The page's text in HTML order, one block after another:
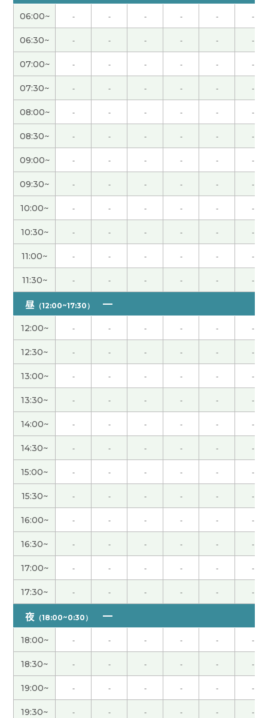
谢谢
很高兴认识你 和你的聊天跟学习很有意思 开朗 聪明
漂亮 温柔的老师非常棒
非常感謝 下次見( 40代 男性 )
謝謝您跟我一起練習!!下次也請多多關照。
( 30代 女
性 )
謝謝您跟我一起聊天!!很開心,很期待下次見面。
代 女性 )
我愿意再工作但是为了公司不能挣钱。辞职以后不
能过规律的生活。下次再见吧。( 男性 )
美人な先生で発音も良く聞き取れて良かったです。
明日もよろしくお願いします。( 60代 男性 )
我知道清明节的一部分内容。中国人珍惜祖先。重
视清明节。下次再见吧。( 男性 )
我下次换车的时候肯定选择白色的汽车。我现在开
的黑色，黑色划的时候车体上面有明显的划痕。白
色的话不明显。下次见
( 40代 男性 )
出生孩子人数慢慢地减少了。孩子多很开心。实际
上教育费很高。照顾孩子的环境有问题。辛苦了下
次再聊吧。( 男性 )
谢谢老师，跟您聊天挺开心，下次再聊。
性 )
我和你聊得很轻松。下次也请多多关照。
性 )
我给外孙子教简单的句子。你好 谢谢 再见。有感兴
趣的话教动物的名字。辛苦了下次再见。( 男性 )
谢谢老师，您找工作很顺利！祝您竹子开花节节高(
40代 男性 )
谢谢老师！祝你早日恢复健康！彼此彼此！下次
见！( 男性 )
06:00~ - - - - - -
06:30~ - - - - - -
07:00~ - - - - - -
07:30~ - - - - - -
08:00~ - - - - - -
08:30~ - - - - - -
09:00~ - - - - - -
09:30~ - - - - - -
10:00~ - - - - - -
10:30~ - - - - - -
11:00~ - - - - - -
11:30~ - - - - - -
昼 （12:00~17:30）
12:00~ - - - - - -
12:30~ - - - - - -
13:00~ - - - - - -
13:30~ - - - - - -
14:00~ - - - - - -
14:30~ - - - - - -
15:00~ - - - - - -
15:30~ - - - - - -
16:00~ - - - - - -
16:30~ - - - - - -
17:00~ - - - - - -
17:30~ - - - - - -
夜 （18:00~0:30）
18:00~ - - - - - -
18:30~ - - - - - -
19:00~ - - - - - -
19:30~ - - - - - -